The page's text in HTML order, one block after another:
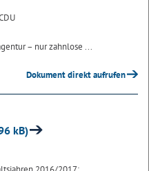
– nur zahnlose ...
Dokument direkt aufrufen
kB)